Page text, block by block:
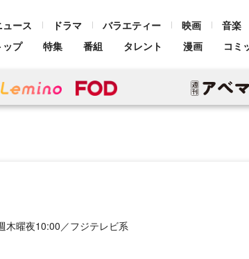
ュース ドラマ バラエティー 映画 音楽
ップ
特集 番組 タレント 漫画 コミ
曜夜10:00／フジテレビ系